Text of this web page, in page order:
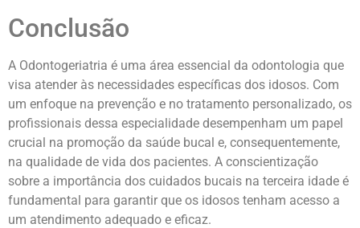
Conclusão
A Odontogeriatria é uma área essencial da odontologia que
visa atender às necessidades específicas dos idosos. Com
um enfoque na prevenção e no tratamento personalizado, os
profissionais dessa especialidade desempenham um papel
crucial na promoção da saúde bucal e, consequentemente,
na qualidade de vida dos pacientes. A conscientização
sobre a importância dos cuidados bucais na terceira idade é
fundamental para garantir que os idosos tenham acesso a
um atendimento adequado e eficaz.